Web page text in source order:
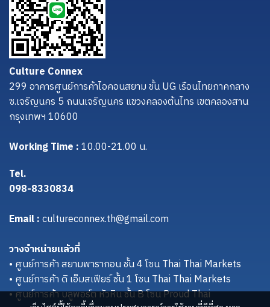
Culture Connex
299 อาคารศูนย์การค้าไอคอนสยาม ชั้น UG เรือนไทยภาคกลาง
ซ.เจริญนคร 5 ถนนเจริญนคร แขวงคลองต้นไทร เขตคลองสาน
กรุงเทพฯ 10600
Working Time :10.00-21.00 น.
Tel.
098-8330834
Email :cultureconnex.th@gmail.com
วางจำหน่ายแล้วที่
• ศูนย์การค้า สยามพารากอน ชั้น 4 โซน Thai Thai Markets
• ศูนย์การค้า ดิ เอ็มสเฟียร์ ชั้น 1 โซน Thai Thai Markets
• ศูนย์การค้า บลูพอร์ต หัวหิน ชั้น B โซน Proud Thai